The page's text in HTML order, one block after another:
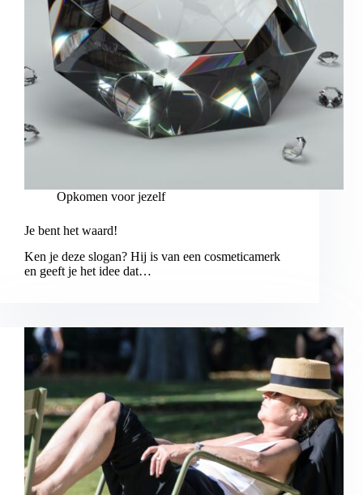
Opkomen voor jezelf
Je bent het waard!
Ken je deze slogan? Hij is van een cosmeticamerk
en geeft je het idee dat…